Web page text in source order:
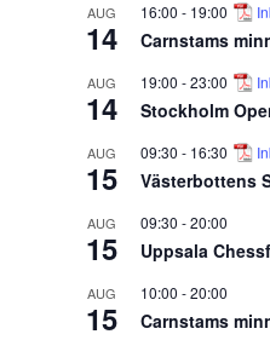
AUG
14
16:00 - 19:00
Carnstams
AUG
14
19:00 -23:00
Stockholm
AUG
15
09:30 - 16:30
Västerbottens
AUG
15
09:30 -20:00
Uppsala
AUG
15
10:00 -20:00
Carnstams